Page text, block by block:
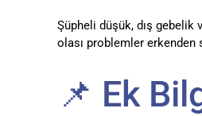
Şüpheli düşük, dış gebelik
olası problemler erkenden
📌 Ek